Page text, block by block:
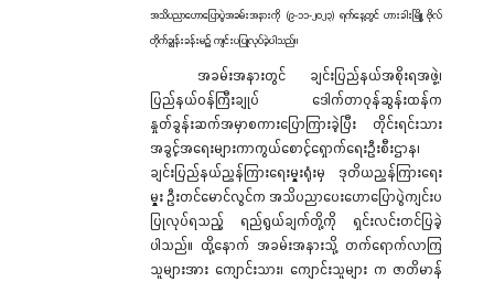
အသိပညာဟောပြောပွဲအခမ်းအနားကို (၉-၁၁-၂၀၂၃) ရက်နေ့တွင် ဟားခါးမြို့၊ ဗိုလ်
တိုက်ချွန်းခန်းမ၌ ကျင်းပပြုလုပ်ခဲ့ပါသည်။
အခမ်းအနားတွင် ချင်းပြည်နယ်အစိုးရအဖွဲ့၊
ပြည်နယ်ဝန်ကြီးချုပ် ဒေါက်တာဝုန်ဆွန်းထန်က
နှုတ်ခွန်းဆက်အမှာစကားပြောကြားခဲ့ပြီး တိုင်းရင်းသား
အခွင့်အရေးများကာကွယ်စောင့်ရှောက်ရေးဦးစီးဌာန၊
ချင်းပြည်နယ်ညွှန်ကြားရေးမှူးရုံးမှ ဒုတိယညွှန်ကြားရေး
မှူး ဦးတင်မောင်လွင်က အသိပညာပေးဟောပြောပွဲကျင်းပ
ပြုလုပ်ရသည့် ရည်ရွယ်ချက်တို့ကို ရှင်းလင်းတင်ပြခဲ့
ပါသည်။ ထို့နောက် အခမ်းအနားသို့ တက်ရောက်လာကြ
သူများအား ကျောင်းသား၊ ကျောင်းသူများ က ဇာတိမာန်